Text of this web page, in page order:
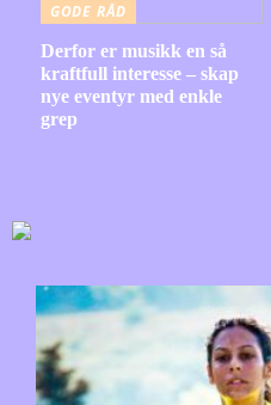
GODE RÅD
Derfor er musikk en så
kraftfull interesse – skap
nye eventyr med enkle
grep